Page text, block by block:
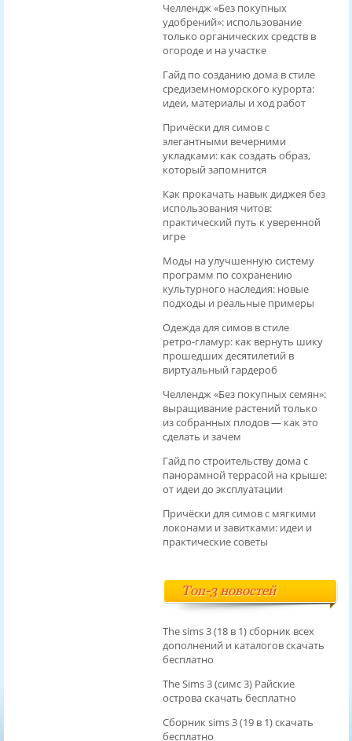
Челлендж «Без покупных
удобрений»: использование
только органических средств в
огороде и на участке
Гайд по созданию дома в стиле
средиземноморского курорта:
идеи, материалы и ход работ
Причёски для симов с
элегантными вечерними
укладками: как создать образ,
который запомнится
Как прокачать навык диджея без
использования читов:
практический путь к уверенной
игре
Моды на улучшенную систему
программ по сохранению
культурного наследия: новые
подходы и реальные примеры
Одежда для симов в стиле
ретро‑гламур: как вернуть шику
прошедших десятилетий в
виртуальный гардероб
Челлендж «Без покупных семян»:
выращивание растений только
из собранных плодов — как это
сделать и зачем
Гайд по строительству дома с
панорамной террасой на крыше:
от идеи до эксплуатации
Причёски для симов с мягкими
локонами и завитками: идеи и
практические советы
Топ-3 новостей
The sims 3 (18 в 1) сборник всех
дополнений и каталогов скачать
бесплатно
The Sims 3 (симс 3) Райские
острова скачать бесплатно
Сборник sims 3 (19 в 1) скачать
бесплатно